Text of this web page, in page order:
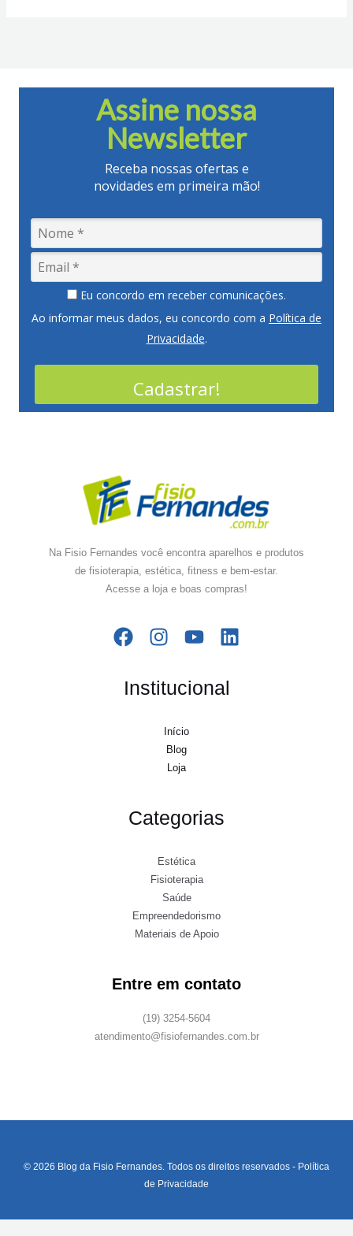
Assine nossa
Newsletter
Receba nossas ofertas e
novidades em primeira mão!
Eu concordo em receber comunicações.
Ao informar meus dados, eu concordo com a Política de
Privacidade.
Cadastrar!
Na Fisio Fernandes você encontra aparelhos e produtos
de fisioterapia, estética, fitness e bem-estar.
Acesse a loja e boas compras!
Institucional
Início
Blog
Loja
Categorias
Estética
Fisioterapia
Saúde
Empreendedorismo
Materiais de Apoio
Entre em contato
(19) 3254-5604
atendimento@fisiofernandes.com.br
© 2026 Blog da Fisio Fernandes. Todos os direitos reservados - Política
de Privacidade